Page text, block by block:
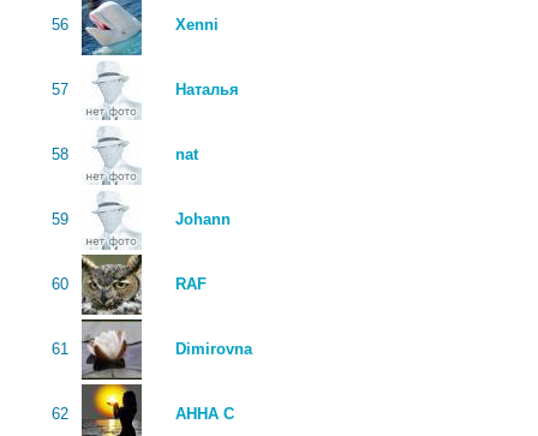
56 Xenni
57 Наталья
58 nat
59 Johann
60 RAF
61 Dimirovna
62 АННА С